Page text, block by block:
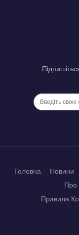
Головна Новини
Про
Правила